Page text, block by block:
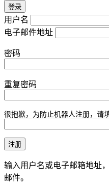
用户名
电子邮件地址
密码
重复密码
很抱歉，为防止机器人注册，请
输入用户名或电子邮箱地址
邮件。